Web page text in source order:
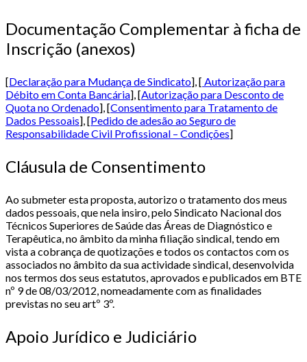
Documentação Complementar à ficha de
Inscrição (anexos)
[Declaração para Mudança de Sindicato], [ Autorização para
Débito em Conta Bancária], [Autorização para Desconto de
Quota no Ordenado], [Consentimento para Tratamento de
Dados Pessoais], [Pedido de adesão ao Seguro de
Responsabilidade Civil Profissional – Condições]
Cláusula de Consentimento
Ao submeter esta proposta, autorizo o tratamento dos meus
dados pessoais, que nela insiro, pelo Sindicato Nacional dos
Técnicos Superiores de Saúde das Áreas de Diagnóstico e
Terapêutica, no âmbito da minha filiação sindical, tendo em
vista a cobrança de quotizações e todos os contactos com os
associados no âmbito da sua actividade sindical, desenvolvida
nos termos dos seus estatutos, aprovados e publicados em BTE
nº 9 de 08/03/2012, nomeadamente com as finalidades
previstas no seu artº 3º.
Apoio Jurídico e Judiciário